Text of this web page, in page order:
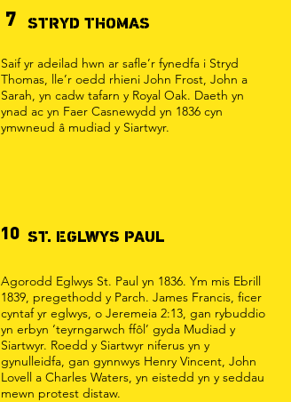
7 STRYD THOMAS
Saif yr adeilad hwn ar safle’r fynedfa i Stryd
Thomas, lle’r oedd rhieni John Frost, John a
Sarah, yn cadw tafarn y Royal Oak. Daeth yn
ynad ac yn Faer Casnewydd yn 1836 cyn
ymwneud â mudiad y Siartwyr.
10 ST. EGLWYS PAUL
Agorodd Eglwys St. Paul yn 1836. Ym mis Ebrill
1839, pregethodd y Parch. James Francis, ficer
cyntaf yr eglwys, o Jeremeia 2:13, gan rybuddio
yn erbyn ‘teyrngarwch ffôl’ gyda Mudiad y
Siartwyr. Roedd y Siartwyr niferus yn y
gynulleidfa, gan gynnwys Henry Vincent, John
Lovell a Charles Waters, yn eistedd yn y seddau
mewn protest distaw.